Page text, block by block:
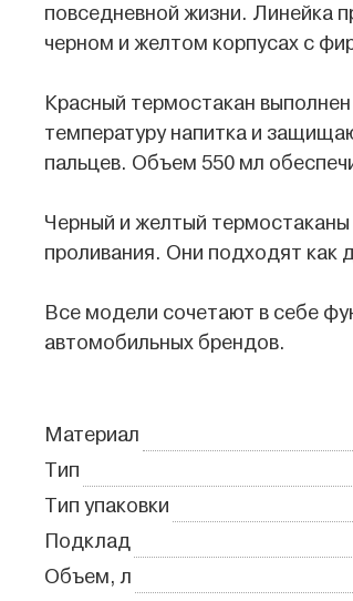
повседневной жизни. Линейка
черном и желтом корпусах с
Красный термостакан
температуру напитка и
пальцев. Объем 550 мл
Черный и желтый
проливания. Они подходят как
Все модели сочетают в себе
автомобильных брендов.
Материал
Тип
Тип упаковки
Подклад
Объем, л